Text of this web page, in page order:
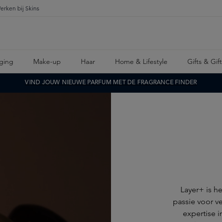
bij Skins
Make-up Haar Home & Lifestyle Gifts &
VIND JOUW NIEUWE PARFUM MET DE FRAGRANCE FINDER
Layer+ is
passie voor
expertise